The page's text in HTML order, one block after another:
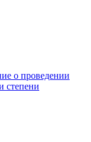
о проведении
степени